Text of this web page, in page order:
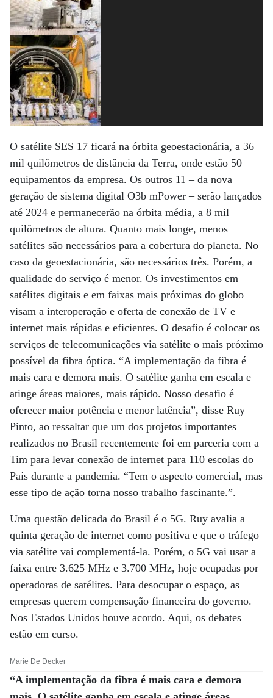
O satélite SES 17 ficará na órbita geoestacionária, a 36
mil quilômetros de distância da Terra, onde estão 50
equipamentos da empresa. Os outros 11 – da nova
geração de sistema digital O3b mPower – serão lançados
até 2024 e permanecerão na órbita média, a 8 mil
quilômetros de altura. Quanto mais longe, menos
satélites são necessários para a cobertura do planeta. No
caso da geoestacionária, são necessários três. Porém, a
qualidade do serviço é menor. Os investimentos em
satélites digitais e em faixas mais próximas do globo
visam a interoperação e oferta de conexão de TV e
internet mais rápidas e eficientes. O desafio é colocar os
serviços de telecomunicações via satélite o mais próximo
possível da fibra óptica. “A implementação da fibra é
mais cara e demora mais. O satélite ganha em escala e
atinge áreas maiores, mais rápido. Nosso desafio é
oferecer maior potência e menor latência”, disse Ruy
Pinto, ao ressaltar que um dos projetos importantes
realizados no Brasil recentemente foi em parceria com a
Tim para levar conexão de internet para 110 escolas do
País durante a pandemia. “Tem o aspecto comercial, mas
esse tipo de ação torna nosso trabalho fascinante.”.
Uma questão delicada do Brasil é o 5G. Ruy avalia a
quinta geração de internet como positiva e que o tráfego
via satélite vai complementá-la. Porém, o 5G vai usar a
faixa entre 3.625 MHz e 3.700 MHz, hoje ocupadas por
operadoras de satélites. Para desocupar o espaço, as
empresas querem compensação financeira do governo.
Nos Estados Unidos houve acordo. Aqui, os debates
estão em curso.
Marie De Decker
“A implementação da fibra é mais cara e demora